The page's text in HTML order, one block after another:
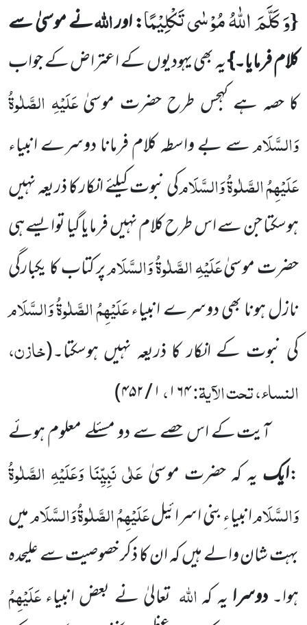
{وَ كَلَّمَ اللّٰهُ مُوْسٰى تَكْلِیْمًا: اوراللہنے موسیٰ سے
کلام فرمایا۔}یہ بھی یہودیوں کے اعتراض کے جواب
کا حصہ ہے کہجس طرح حضرت موسیٰعَلَیْہِ الصَّلٰوۃُ
وَالسَّلَامسے بے واسطہ کلام فرمانا دوسرے انبیاء
عَلَیْہِمُ الصَّلٰوۃُ وَالسَّلَامکی نبوت کیلئے انکارکا ذریعہ نہیں
ہوسکتا جن سے اس طرح کلام نہیں فرمایا گیا توایسے ہی
حضرت موسیٰعَلَیْہِ الصَّلٰوۃُ وَالسَّلَامپر کتاب کا یکبارگی
نازلہونا بھی دوسرے انبیاءعَلَیْہِمُ الصَّلٰوۃُ وَالسَّلَام
کی نبوت کے انکار کا ذریعہ نہیں ہوسکتا۔(خازن،
النساء، تحت الآیۃ:۱۶۴،۱ / ۴۵۲
)
آیت کے اس حصے سے دو مسئلے معلوم ہوئے
:ایکیہ کہ حضرت موسیٰعَلٰی نَبِیِّنَا وَعَلَیْہِ الصَّلٰوۃُ
وَالسَّلَامانبیاءِ بنی اسرائیلعَلَیْہِمُ الصَّلٰوۃُ وَالسَّلَاممیں
بہت شان والے ہیں کہ ان کا ذکر خصوصیت سے علیحدہ
ہوا۔دوسرایہ کہاللہ تعالیٰ نے بعض انبیاءعَلَیْہِمُ